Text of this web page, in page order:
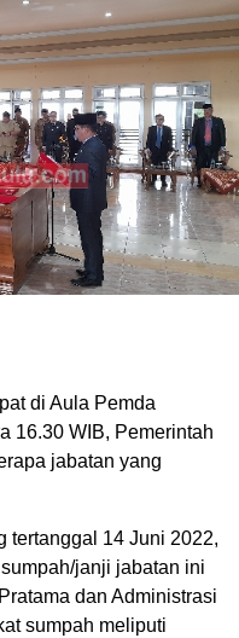
di Aula Pemda
16.30 WIB, Pemerintah
jabatan yang
tertanggal 14 Juni 2022,
janji jabatan ini
dan Administrasi
sumpah meliputi